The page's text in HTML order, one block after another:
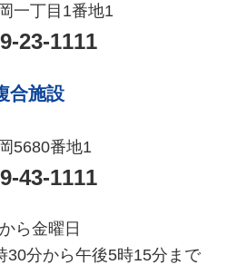
一丁目1番地1
23-1111
合施設
5680番地1
43-1111
ら金曜日
30分から午後5時15分まで